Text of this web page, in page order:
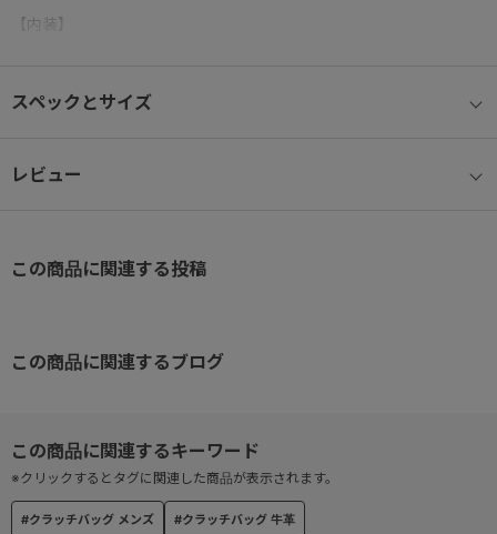
【内装】
ケット
スペックとサイズ
レビュー
#クラッチバッグ メンズ #クラッチバッグ 牛革
※クリックするとタグに関連した商品が表示されます。
この商品に関連する投稿
この商品に関連するブログ